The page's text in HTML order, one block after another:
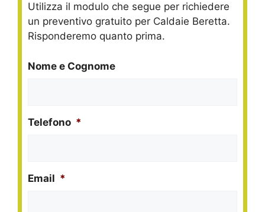
Utilizza il modulo che segue per richiedere
un preventivo gratuito per Caldaie Beretta.
Risponderemo quanto prima.
Nome e Cognome
Telefono *
Email *